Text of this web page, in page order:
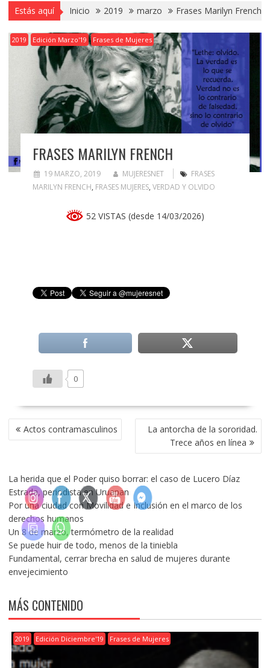
Estás aquí Inicio 2019 marzo Frases Marilyn French
2019 Edición Marzo'19 Frases de Mujeres
FRASES MARILYN FRENCH
19 MARZO, 2019 MUJERESNET
FRASES
MARILYN FRENCH, FRASES MUJERES, VERDAD Y OLVIDO
52 VISTAS (desde 14/03/2026)
0
NAVEGACIÓN
DE Actos contramasculinos
La antorcha de la sororidad.
Trece años en línea
La herida que el Poder quiso borrar: el caso de Lucero Díaz
Estrada, periodista en Uruapan
Por una ciudad con Movilidad e Inclusión en el marco de los
derechos humanos
Un 8 de marzo, termómetro de la realidad
Se puede huir de todo, menos de la tiniebla
Fundamental, cerrar brecha en salud de mujeres durante
envejecimiento
MÁS CONTENIDO
2019 Edición Diciembre'19 Frases de Mujeres